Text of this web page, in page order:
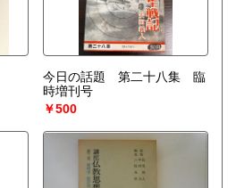
今日の話題 第二十八集 臨
時増刊号
￥500